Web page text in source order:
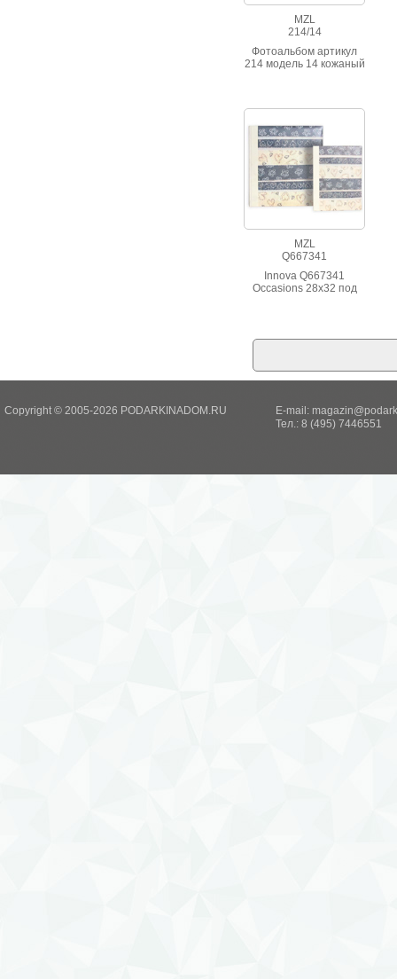
MZL
214/14
Фотоальбом артикул
214 модель 14 кожаный
MZL
Q667341
Innova Q667341
Occasions 28x32 под
Copyright © 2005-2026 PODARKINADOM.RU E-mail:
Тел.: 8 (495) 7446551